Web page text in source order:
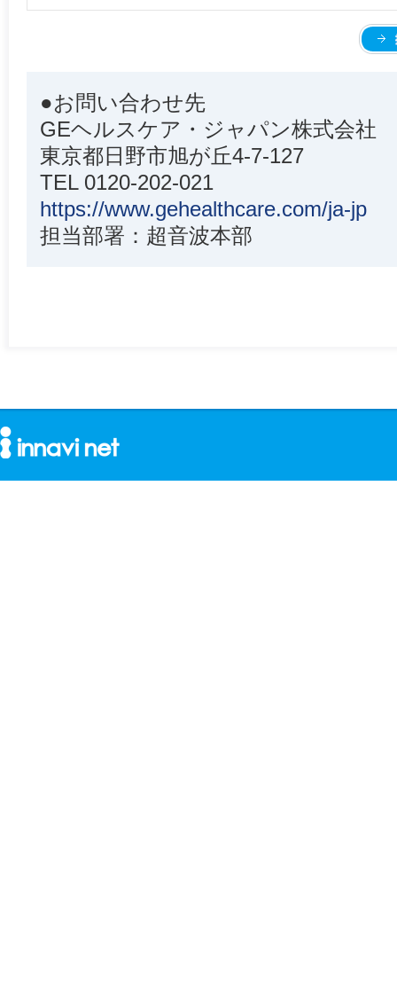
●お問い合わせ先
GEヘルスケア・ジャパン株式会社
東京都日野市旭が丘4-7-127
TEL 0120-202-021
https://www.gehealthcare.com/ja-jp
担当部署：超音波本部